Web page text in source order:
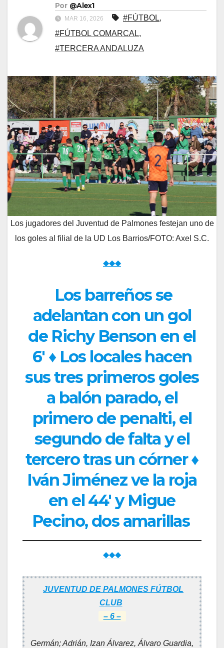
Por @Alex1
MAR 16, 2026 #FÚTBOL,
#FÚTBOL COMARCAL,
#TERCERA ANDALUZA
Los jugadores del Juventud de Palmones festejan uno de
los goles al filial de la UD Los Barrios/FOTO: Axel S.C.
◆◆◆
Los barreños se
adelantan con un gol
de Richy Benson en el
6′ ♦ Los locales hacen
sus tres primeros goles
a balón parado, el
primero de penalti, el
segundo de falta y el
tercero tras un córner ♦
Iván Jiménez ve la roja
en el 44′ y Migue
Pecino, dos amarillas
◆◆◆
JUVENTUD DE PALMONES FÚTBOL
CLUB
– 6 –
Germán; Adrián, Izan Álvarez, Álvaro Guardia,